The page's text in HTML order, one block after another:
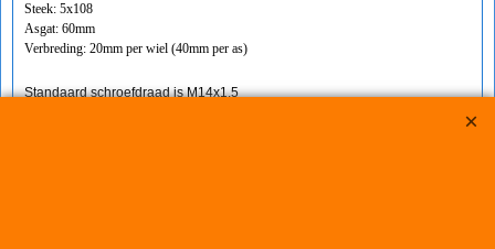
Steek: 5x108
Asgat: 60mm
Verbreding: 20mm per wiel (40mm per as)
Standaard schroefdraad is M14x1,5
Klik hier